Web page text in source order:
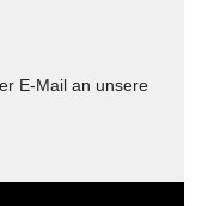
E-Mail an unsere